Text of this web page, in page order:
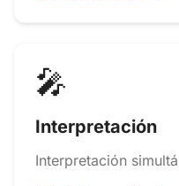
🎤
Interpretación
Interpretación